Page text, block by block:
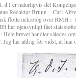
d I er naturligvis det
Redaktør Bruun = Carl
flotte nekrolog over RMH i
har øjensynligt fået
Hele brevet handler således
Jeg har aldrig før vidst, at